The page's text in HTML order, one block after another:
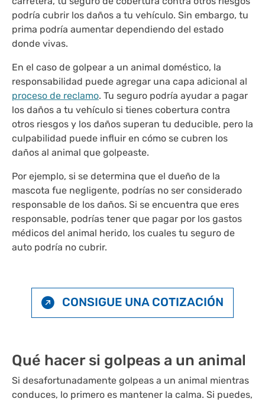
podría cubrir los daños a tu vehículo. Sin embargo, tu
prima podría aumentar dependiendo del estado
donde vivas.
En el caso de golpear a un animal doméstico, la
responsabilidad puede agregar una capa adicional al
proceso de reclamo. Tu seguro podría ayudar a pagar
los daños a tu vehículo si tienes cobertura contra
otros riesgos y los daños superan tu deducible, pero la
culpabilidad puede influir en cómo se cubren los
daños al animal que golpeaste.
Por ejemplo, si se determina que el dueño de la
mascota fue negligente, podrías no ser considerado
responsable de los daños. Si se encuentra que eres
responsable, podrías tener que pagar por los gastos
médicos del animal herido, los cuales tu seguro de
auto podría no cubrir.
CONSIGUE UNA COTIZACIÓN
Qué hacer si golpeas a un animal
Si desafortunadamente golpeas a un animal mientras
conduces, lo primero es mantener la calma. Si puedes,